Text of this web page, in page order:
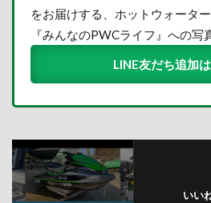
をお届けする、ホットウォータ
『みんなのPWCライフ』への写
LINE友だち追加
いい